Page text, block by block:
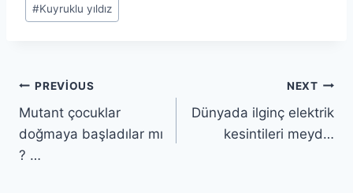
#Kuyruklu yıldız
Yazı
gezinmesi
PREVIOUS
Mutant çocuklar
doğmaya başladılar mı
? …
NEXT
Dünyada ilginç elektrik
kesintileri meyd…